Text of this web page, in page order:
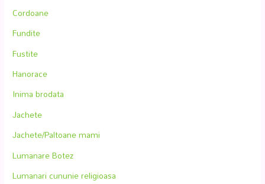
Cordoane
Fundite
Fustite
Hanorace
Inima brodata
Jachete
Jachete/Paltoane mami
Lumanare Botez
Lumanari cununie religioasa